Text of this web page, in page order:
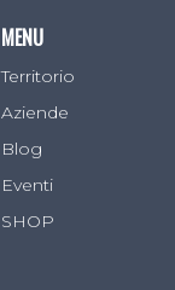
MENU
Territorio
Aziende
Blog
Eventi
SHOP